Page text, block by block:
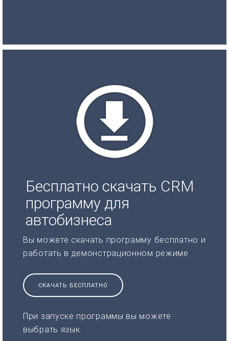
Бесплатно скачать CRM
программу для
автобизнеса
Вы можете скачать программу бесплатно и
работать в демонстрационном режиме
СКАЧАТЬ БЕСПЛАТНО
При запуске программы вы можете
выбрать язык.